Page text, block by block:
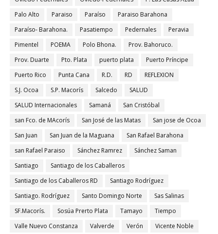
Palo Alto
Paraiso Paraíso
Paraiso Barahona
Paraíso- Barahona.
Pasatiempo Pedernales
Peravia
Pimentel
POEMA Polo Bhona.
Prov. Bahoruco.
Prov. Duarte
Pto. Plata puerto plata
Puerto Príncipe
Puerto Rico
Punta Cana R.D. RD
REFLEXION
S.J. Ocoa
S.P. Macorís Salcedo
SALUD
SALUD Internacionales
Samaná
San Cristóbal
san Fco. de MAcorís
San José de las Matas
San jose de Ocoa
San Juan
San Juan de la Maguana
San Rafael Barahona
san Rafael Paraiso
Sánchez Ramrez
Sánchez Saman
Santiago
Santiago de los Caballeros
Santiago de los Caballeros RD
Santiago Rodríguez
Santiago. Rodríguez
Santo Domingo Norte
Sas Salinas
SF.Macorís.
Sosúa Prerto Plata Tamayo
Tiempo
Valle Nuevo Constanza
Valverde Verón
Vicente Noble